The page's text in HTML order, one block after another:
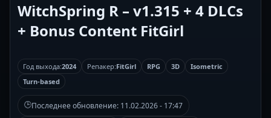
WitchSpring R – v1.315 + 4 DLCs
+ Bonus Content FitGirl
Год выхода:2024 Репакер:FitGirl RPG 3D
Isometric
Turn-based
🕒Последнее обновление: 11.02.2026 - 17:47